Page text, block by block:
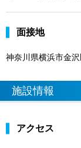
面接地
神奈川県横浜市金
施設情報
アクセス